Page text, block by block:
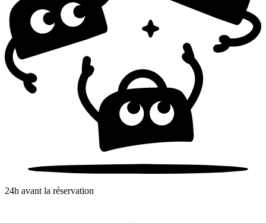
24h avant la réservation